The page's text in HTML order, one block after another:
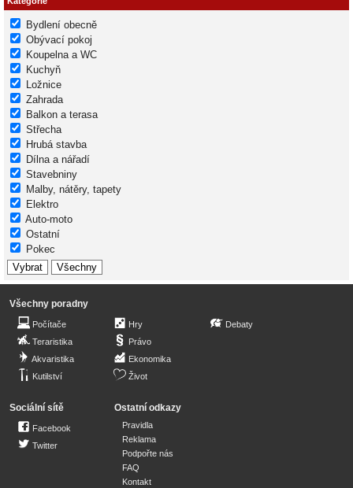
Bydlení obecně
Obývací pokoj
Koupelna a WC
Kuchyň
Ložnice
Zahrada
Balkon a terasa
Střecha
Hrubá stavba
Dílna a nářadí
Stavebniny
Malby, nátěry, tapety
Elektro
Auto-moto
Ostatní
Pokec
Všechny poradny
Počítače
Teraristika
Akvaristika
Kutilství
Hry
Právo
Ekonomika
Život
Debaty
Sociální sítě
Facebook
Twitter
Ostatní odkazy
Pravidla
Reklama
Podpořte nás
FAQ
Kontakt